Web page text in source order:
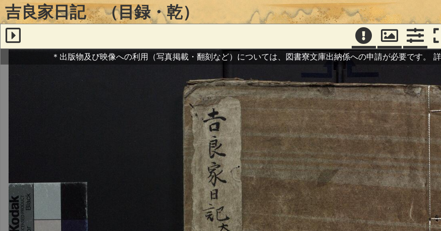
吉良家日記 （目録・乾）
＊出版物及び映像への利用（写真掲載・翻刻など）については、図書寮文庫出納係への申請が必要です。